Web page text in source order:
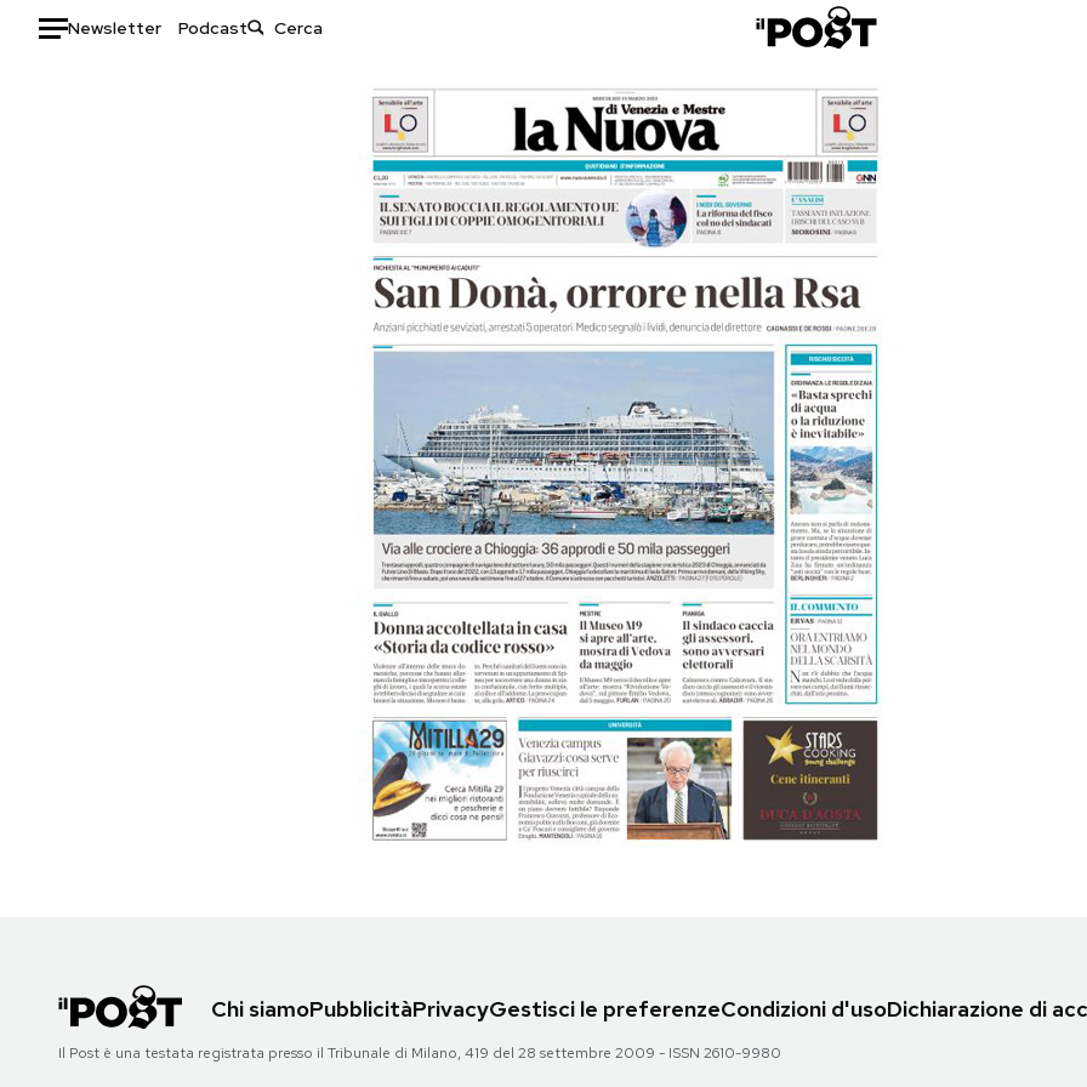
Newsletter Podcast
Consumismi
Storie/Idee
Ok Boomer!
Mondiali calcio 2026
AREA PERSONALE
Chi siamoPubblicitàPrivacyGestisci le preferenzeCondizioni d'usoDichiarazione di
Il Post è una testata registrata presso il Tribunale di Milano, 419 del 28 settembre 2009 - ISSN 2610-9980